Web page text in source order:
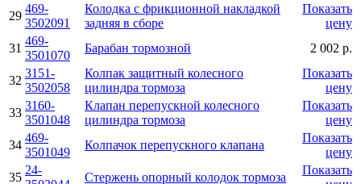
29
469-
3502091
Колодка с фрикционной накладкой
задняя в сборе
Показать
цену
31
469-
3501070
Барабан тормозной 2 002 р.
32
3151-
3502058
Колпак защитный колесного
цилиндра тормоза
Показать
цену
33
3160-
3501048
Клапан перепускной колесного
цилиндра тормоза
Показать
цену
34
469-
3501049
Колпачок перепускного клапана
Показать
цену
35
24-
Стержень опорный колодок тормоза
Показать